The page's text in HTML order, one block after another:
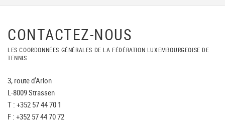
CONTACTEZ-NOUS
LES COORDONNÉES GÉNÉRALES DE LA FÉDÉRATION LUXEMBOURGEOISE DE
TENNIS
3, route d'Arlon
L-8009 Strassen
T : +352 57 44 70 1
F : +352 57 44 70 72